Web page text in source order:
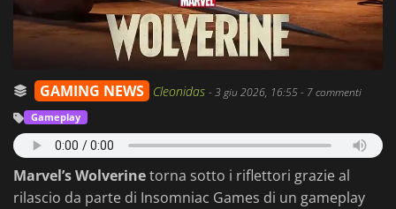
GAMING NEWS Cleonidas -3 giu 2026, 16:55- 7 commenti
Gameplay
Marvel’s Wolverinetorna sotto i riflettori grazie al
rilascio da parte di Insomniac Games di un gameplay